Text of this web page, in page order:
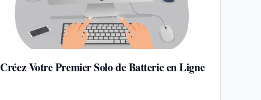
Créez Votre Premier Solo de Batterie en Ligne